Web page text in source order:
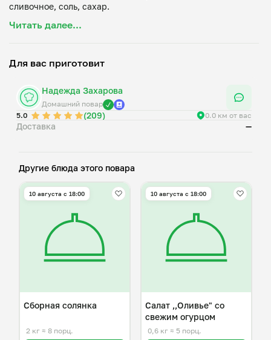
Читать далее...
Для вас приготовит
Надежда Захарова
Домашний повар
5.0
(209) 0.0 км от вас
Доставка —
Другие блюда этого повара
10 августа с 18:00
Сборная солянка
2 кг ≈ 8 порц.
10 августа с 18:00
Салат ,,Оливье" со
свежим огурцом
0,6 кг ≈ 5 порц.